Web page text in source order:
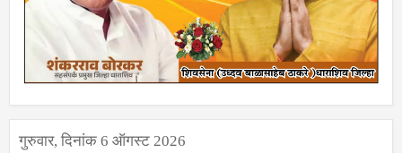
गुरुवार, दिनांक 6 ऑगस्ट 2026